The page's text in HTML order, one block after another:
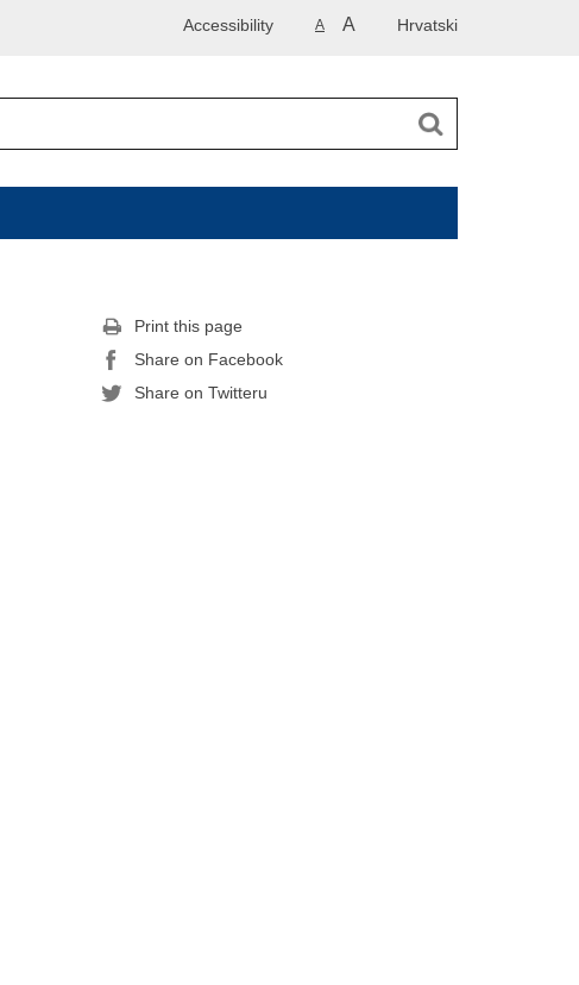
Hrvatski
A A
Accessibility
Print this page
Share on Facebook
Share on Twitteru